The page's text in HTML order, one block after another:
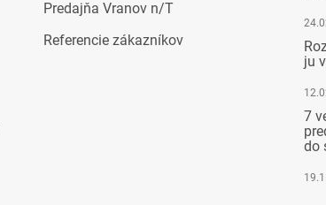
Predajňa Vranov n/T
Referencie zákazníkov
ju
7
do